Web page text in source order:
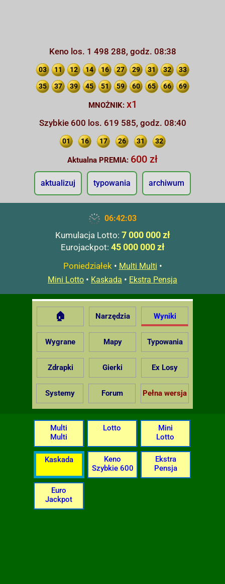
Keno los. 1 498 288, godz. 08:38
03 11 12 14 16 27 29 31 32 33
35 37 39 45 51 59 60 65 66 69
MNOŻNIK: x1
Szybkie 600 los. 619 585, godz. 08:40
01 16 17 26 31 32
Aktualna PREMIA: 600 zł
aktualizuj typowania archiwum
06:42:04
Kumulacja Lotto: 7 000 000 zł
Eurojackpot: 45 000 000 zł
Poniedziałek• Multi Multi •
Mini Lotto • Kaskada • Ekstra Pensja
🏠 Narzędzia Wyniki
Wygrane Mapy Typowania
Zdrapki Gierki Ex Losy
Systemy Forum Pełna wersja
Multi
Multi
Lotto
Mini
Lotto
Kaskada
Keno
Szybkie 600
Ekstra
Pensja
Euro
Jackpot